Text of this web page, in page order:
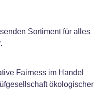
Sortiment für alles
Fairness im Handel
ökologischer